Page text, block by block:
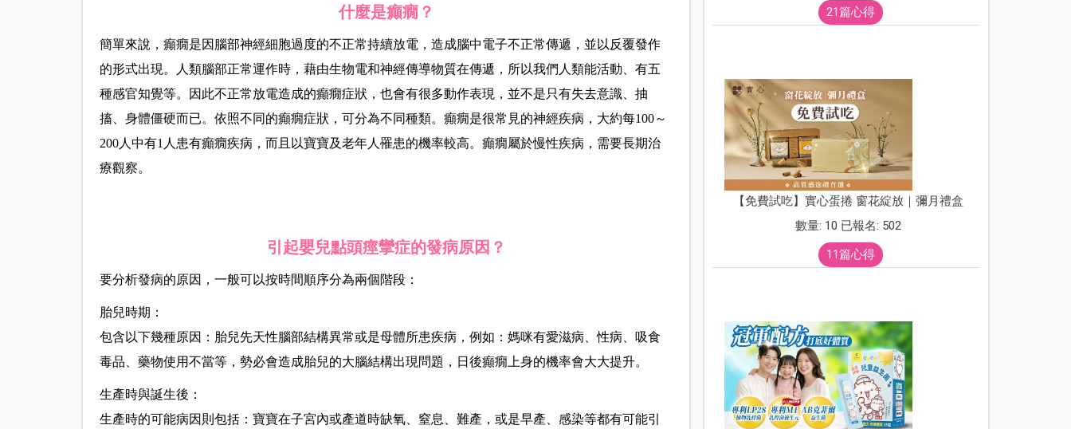
什麼是癲癇？
簡單來說，癲癇是因腦部神經細胞過度的不正常持續放電，造成腦中電子不正常傳遞，並以反覆發作
的形式出現。人類腦部正常運作時，藉由生物電和神經傳導物質在傳遞，所以我們人類能活動、有五
種感官知覺等。因此不正常放電造成的癲癇症狀，也會有很多動作表現，並不是只有失去意識、抽
搐、身體僵硬而已。依照不同的癲癇症狀，可分為不同種類。癲癇是很常見的神經疾病，大約每100～
200人中有1人患有癲癇疾病，而且以寶寶及老年人罹患的機率較高。癲癇屬於慢性疾病，需要長期治
療觀察。
引起嬰兒點頭痙攣症的發病原因？
要分析發病的原因，一般可以按時間順序分為兩個階段：
胎兒時期：
包含以下幾種原因：胎兒先天性腦部結構異常或是母體所患疾病，例如：媽咪有愛滋病、性病、吸食
毒品、藥物使用不當等，勢必會造成胎兒的大腦結構出現問題，日後癲癇上身的機率會大大提升。
生產時與誕生後：
生產時的可能病因則包括：寶寶在子宮內或產道時缺氧、窒息、難產，或是早產、感染等都有可能引
21篇心得
【免費試吃】實心蛋捲 窗花綻放｜彌月禮盒
數量: 10 已報名: 502
11篇心得